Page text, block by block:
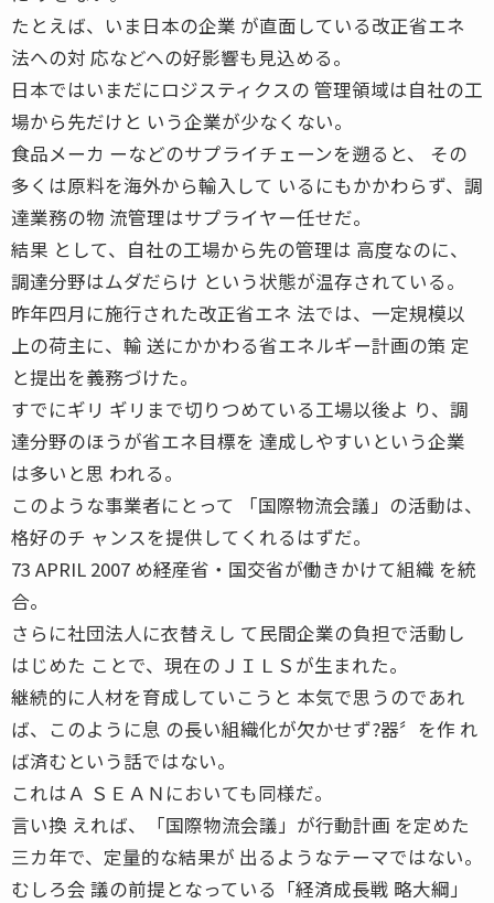
たとえば、いま日本の企業 が直面している改正省エネ
法への対 応などへの好影響も見込める。
日本ではいまだにロジスティクスの 管理領域は自社の工
場から先だけと いう企業が少なくない。
食品メーカ ーなどのサプライチェーンを遡ると、 その
多くは原料を海外から輸入して いるにもかかわらず、調
達業務の物 流管理はサプライヤー任せだ。
結果 として、自社の工場から先の管理は 高度なのに、
調達分野はムダだらけ という状態が温存されている。
昨年四月に施行された改正省エネ 法では、一定規模以
上の荷主に、輸 送にかかわる省エネルギー計画の策 定
と提出を義務づけた。
すでにギリ ギリまで切りつめている工場以後よ り、調
達分野のほうが省エネ目標を 達成しやすいという企業
は多いと思 われる。
このような事業者にとって 「国際物流会議」の活動は、
格好のチ ャンスを提供してくれるはずだ。
73 APRIL 2007 め経産省・国交省が働きかけて組織 を統
合。
さらに社団法人に衣替えし て民間企業の負担で活動し
はじめた ことで、現在のＪＩＬＳが生まれた。
継続的に人材を育成していこうと 本気で思うのであれ
ば、このように息 の長い組織化が欠かせず?器〞を作 れ
ば済むという話ではない。
これはＡ ＳＥＡＮにおいても同様だ。
言い換 えれば、「国際物流会議」が行動計画 を定めた
三カ年で、定量的な結果が 出るようなテーマではない。
むしろ会 議の前提となっている「経済成長戦 略大綱」